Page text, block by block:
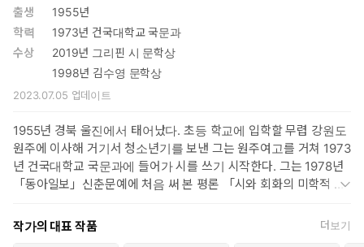
학이며, 김혜순 시학은 하나의 공화국”으로서, “동시대의 여성
시인들이 김혜순 공화국의 시민이었으며, 특히 2000년대 젊은
시인들의 언술 방식과 김혜순 시학의 상관성은 더욱 긴밀”(이광
호, 문학평론가)하다고 말해지는 이유가 바로 여기에 있다. 멈추
지 않는 상상적 에너지로 좀처럼 자기 반복이라곤 허용하지 않는
놀라운 집중력을 발휘하며 매번 다른 목소리를 내온 김혜순은 이
번 시집에서 “세상의 모든 약한 존재자들을, 죽음과 부활을, 사랑
과 욕망을, 성과 식(食)을 제 몸에 구현한 ‘다면체-돼지”(권혁웅, 문
학평론가)의 몸과 입을 빌려 우리가 발 딛고 선 이 땅, 이 세계의 부
패와 폭력, 비참과 오욕의 현실을 거침없이 비판한다. “붉은 물감처
럼, 세계를 핏빛으로 물들이는 돼지들의, 돼지들을 위한, 돼지들에
지』는 허섭스레기처럼 너덜너덜해진 우리 삶과 사회를 때로는 조
출생
1955년
학력
1973년 건국대학교 국문과
수상
2019년 그리핀 시 문학상
1998년 김수영 문학상
2023.07.05 업데이트
1955년 경북 울진에서 태어났다. 초등 학교에 입학할 무렵 강원도
원주에 이사해 거기서 청소년기를 보낸 그는 원주여고를 거쳐 1973
년 건국대학교 국문과에 들어가 시를 쓰기 시작한다. 그는 1978년
「동아일보」신춘문예에 처음 써 본 평론 「시와 회화의 미학적 교
시인」,「도솔가」등의 시를 발표하며 정식으로 문단에 나온다. 대
학 졸업 뒤 「평민사」와 「문장」의 편집부에서 일하던 그는 1993
작가의 대표 작품 더보기